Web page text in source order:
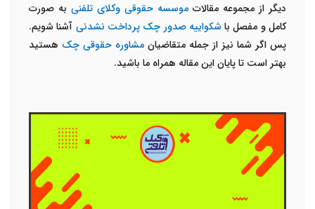
دیگر از مجموعه مقالات موسسه حقوقی وکلای تلفنی به صورت
کامل و مفصل باشکواییه صدور چک پرداخت نشدنی آشنا شویم.
پس اگر شما نیز از جمله متقاضیان مشاوره حقوقی چک هستید
بهتر است تا پایان این مقاله همراه ما باشید.